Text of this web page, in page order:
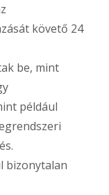
követő 24
be, mint
például
bizonytalan